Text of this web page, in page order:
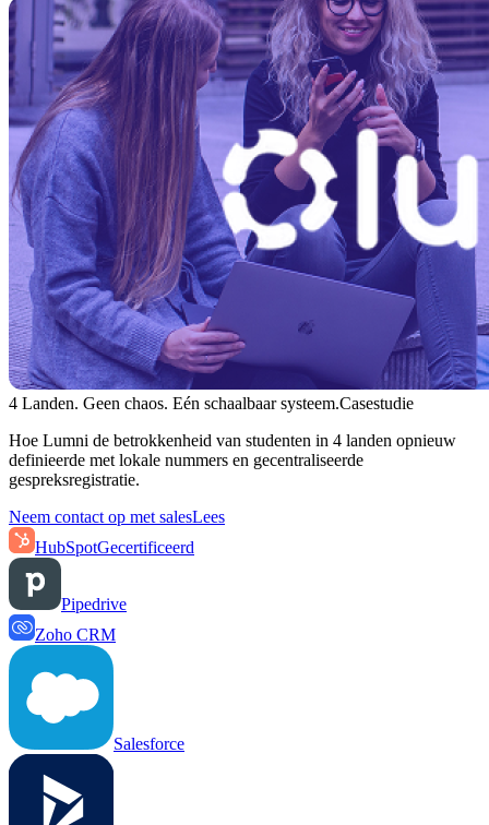
4 Landen. Geen chaos. Eén schaalbaar systeem.Casestudie
Hoe Lumni de betrokkenheid van studenten in 4 landen opnieuw
definieerde met lokale nummers en gecentraliseerde
gespreksregistratie.
Neem contact op met salesLees
HubSpotGecertificeerd
Pipedrive
Zoho CRM
Salesforce